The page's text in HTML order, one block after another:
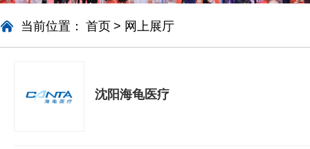
当前位置： 首页 > 网上展厅
沈阳海龟医疗